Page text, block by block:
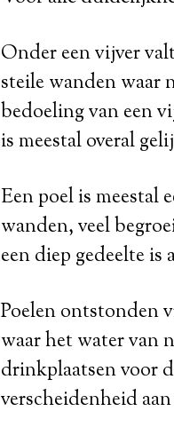
Onder een vijver
steile wanden waar
bedoeling van een
is meestal overal
Een poel is meestal
wanden, veel
een diep gedeelte is
Poelen ontstonden
waar het water van
drinkplaatsen voor
verscheidenheid